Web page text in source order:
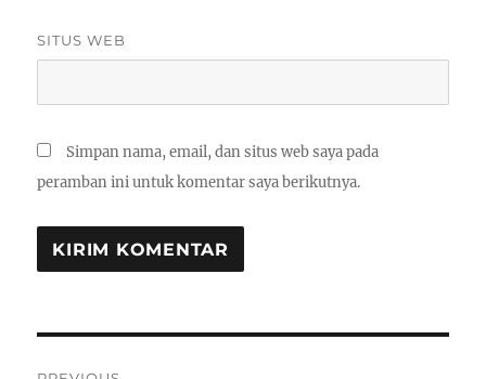
SITUS WEB
Simpan nama, email, dan situs web saya pada
peramban ini untuk komentar saya berikutnya.